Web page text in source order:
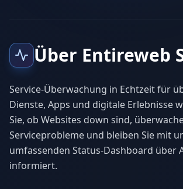
Über Entireweb
Service-Überwachung in Echtzeit für
Dienste, Apps und digitale Erlebnisse
Sie, ob Websites down sind,
Serviceprobleme und bleiben Sie mit
umfassenden Status-Dashboard über
informiert.